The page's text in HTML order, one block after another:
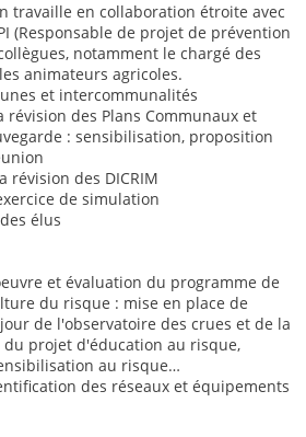
travaille en collaboration étroite avec
(Responsable de projet de prévention
notamment le chargé des
animateurs agricoles.
et intercommunalités
des Plans Communaux et
: sensibilisation, proposition
révision des DICRIM
de simulation
élus
et évaluation du programme de
du risque : mise en place de
de l'observatoire des crues et de la
projet d'éducation au risque,
au risque…
des réseaux et équipements